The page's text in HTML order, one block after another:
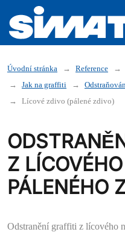
Úvodní stránka Reference
Jak na graffiti
Lícové zdivo (pálené zdivo)
Z
PÁLENÉHO
Odstranění graffiti z lícového